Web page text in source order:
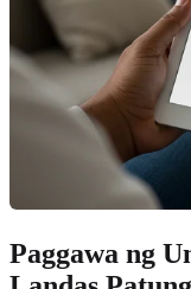
Paggawa ng